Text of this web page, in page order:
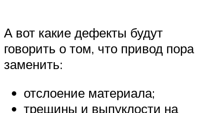
А вот какие дефекты будут
говорить о том, что привод пора
заменить:
отслоение материала;
трещины и выпуклости на